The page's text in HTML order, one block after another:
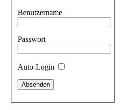
Benutzername
Passwort
Auto-Login